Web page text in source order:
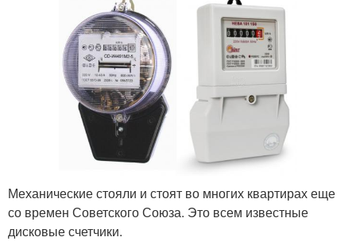
Механические стояли и стоят во многих квартирах еще
со времен Советского Союза. Это всем известные
дисковые счетчики.